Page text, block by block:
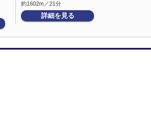
約1602m／21分
詳細を見る